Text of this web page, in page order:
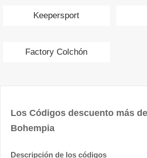
Keepersport
Factory Colchón
Los Códigos descuento más
Bohempia
Descripción de los códigos